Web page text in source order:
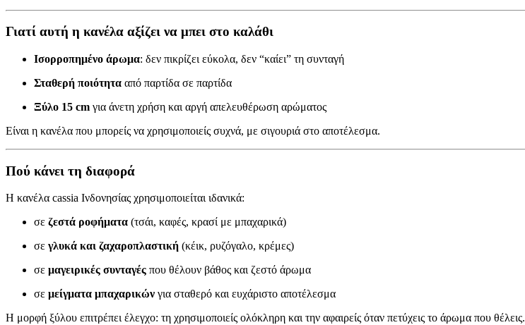
Γιατί αυτή η κανέλα αξίζει να μπει στο καλάθι
Ισορροπημένο άρωμα: δεν πικρίζει εύκολα, δεν “καίει” τη συνταγή
Σταθερή ποιότητα από παρτίδα σε παρτίδα
Ξύλο 15 cm για άνετη χρήση και αργή απελευθέρωση αρώματος
Είναι η κανέλα που μπορείς να χρησιμοποιείς συχνά, με σιγουριά στο αποτέλεσμα.
Πού κάνει τη διαφορά
Η κανέλα cassia Ινδονησίας χρησιμοποιείται ιδανικά:
σε ζεστά ροφήματα (τσάι, καφές, κρασί με μπαχαρικά)
σε γλυκά και ζαχαροπλαστική (κέικ, ρυζόγαλο, κρέμες)
σε μαγειρικές συνταγές που θέλουν βάθος και ζεστό άρωμα
σε μείγματα μπαχαρικών για σταθερό και ευχάριστο αποτέλεσμα
Η μορφή ξύλου επιτρέπει έλεγχο: τη χρησιμοποιείς ολόκληρη και την αφαιρείς όταν πετύχεις το άρωμα που θέλεις.